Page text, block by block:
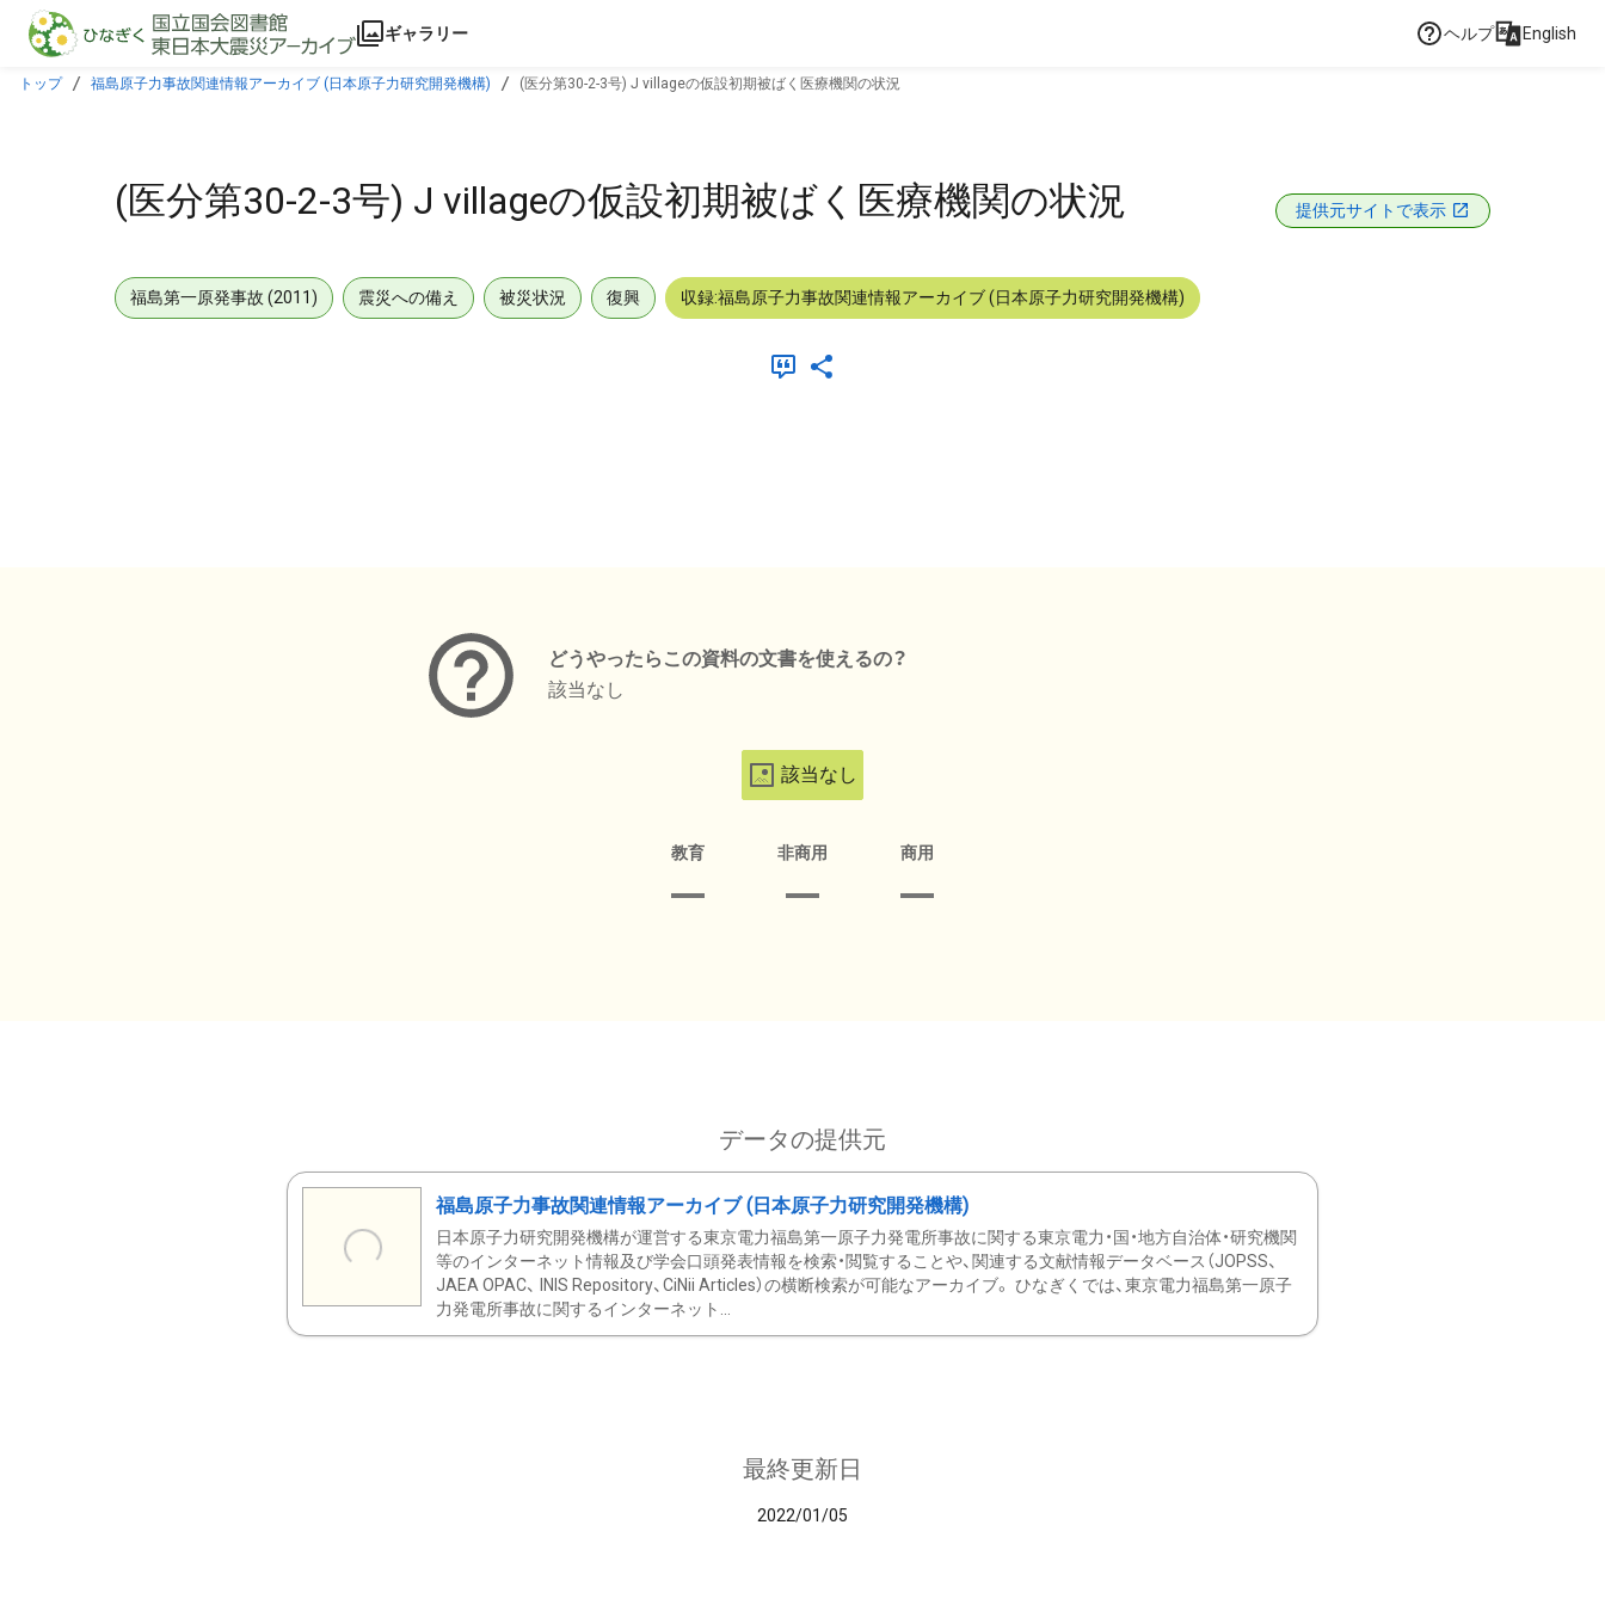
本文に飛ぶ
ギャラリー ヘルプ English
トップ 福島原子力事故関連情報アーカイブ (日本原子力研究開発機構) (医分第30-2-3号) J villageの仮設初期被ばく医療機関の状況
(医分第30-2-3号) J villageの仮設初期被ばく医療機関の状況 提供元サイトで表示
福島第一原発事故 (2011) 震災への備え 被災状況 復興 収録:福島原子力事故関連情報アーカイブ (日本原子力研究開発機構)
どうやったらこの資料の文書を使えるの？
該当なし
該当なし
教育 非商用 商用
データの提供元
福島原子力事故関連情報アーカイブ (日本原子力研究開発機構)
日本原子力研究開発機構が運営する東京電力福島第一原子力発電所事故に関する東京電力・国・地方自治体・研究機関
等のインターネット情報及び学会口頭発表情報を検索・閲覧することや、関連する文献情報データベース（JOPSS、
JAEA OPAC、 INIS Repository、CiNii Articles）の横断検索が可能なアーカイブ。 ひなぎくでは、東京電力福島第一原子
力発電所事故に関するインターネット...
最終更新日
2022/01/05